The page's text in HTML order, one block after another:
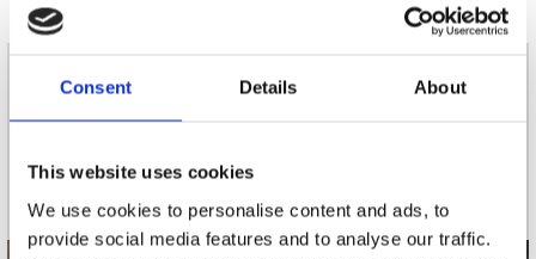
Consent Details About
This website uses cookies
We use cookies to personalise content and ads, to
provide social media features and to analyse our traffic.
nieuwsbrief